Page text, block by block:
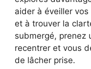
aider à éveiller
et à trouver la
submergé, prenez
recentrer et vous
de lâcher prise.